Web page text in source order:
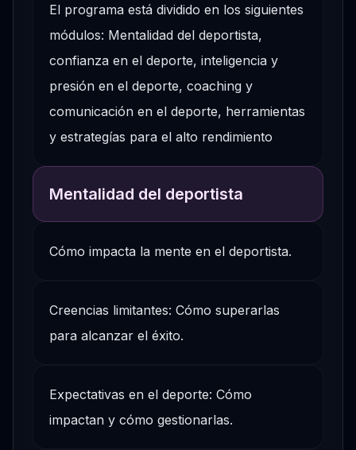
El programa está dividido en los siguientes
módulos: Mentalidad del deportista,
confianza en el deporte, inteligencia y
presión en el deporte, coaching y
comunicación en el deporte, herramientas
y estrategías para el alto rendimiento
Mentalidad del deportista
Cómo impacta la mente en el deportista.
Creencias limitantes: Cómo superarlas
para alcanzar el éxito.
Expectativas en el deporte: Cómo
impactan y cómo gestionarlas.